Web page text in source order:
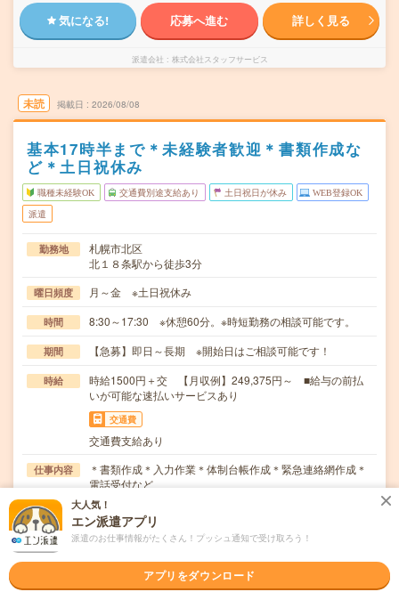
気になる! 応募へ進む 詳しく見る
派遣会社 株式会社スタッフサービス
未読 掲載日 2026/08/08
基本17時半まで＊未経験者歓迎＊書類作成な
ど＊土日祝休み
職種未経験OK 交通費別途支給あり 土日祝日が休み WEB登録OK
派遣
勤務地
札幌市北区
北１８条駅から徒歩3分
曜日頻度 月～金 ※土日祝休み
時間 8:30～17:30 ※休憩60分。※時短勤務の相談可能です。
期間 【急募】即日～長期 ※開始日はご相談可能です！
時給
時給1500円＋交 【月収例】249,375円～ ■給与の前払
いが可能な速払いサービスあり
交通費
交通費支給あり
仕事内容
＊書類作成＊入力作業＊体制台帳作成＊緊急連絡網作成＊
電話受付など
応募資格
職種未経験OK / ブランクOK / 英語力不要
未経験OK！ #初めての派遣歓迎
職場の雰囲気
大人気！
エン派遣アプリ
派遣のお仕事情報がたくさん！プッシュ通知で受け取ろう！
アプリをダウンロード